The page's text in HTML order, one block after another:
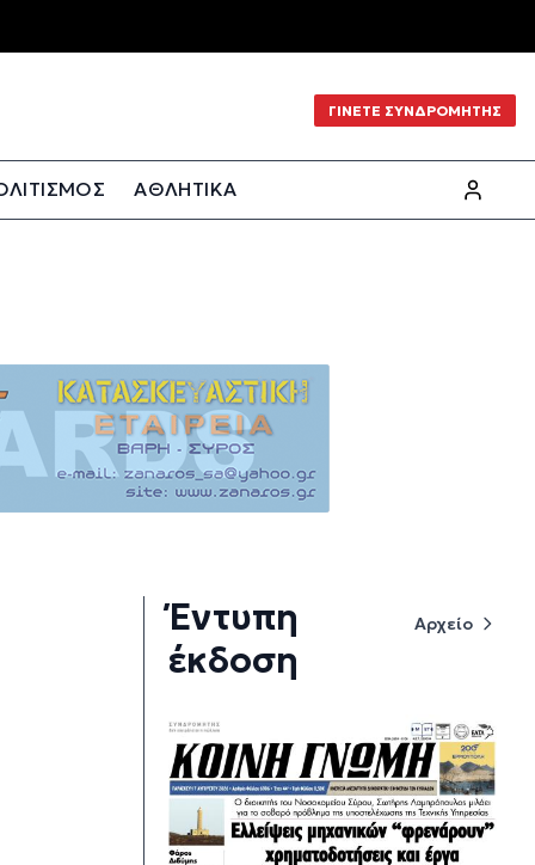
ΓΙΝΕΤΕ ΣΥΝΔΡΟΜΗΤΗΣ
ΑΘΛΗΤΙΚΑ
Έντυπη
έκδοση
Αρχείο